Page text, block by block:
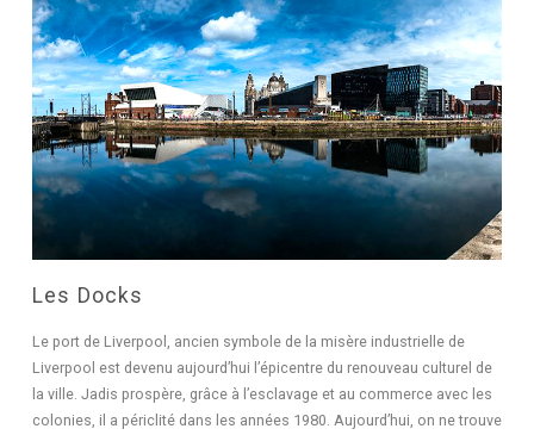
LIRE L'ARTICLE
Les Docks
Le port de Liverpool, ancien symbole de la misère industrielle de
Liverpool est devenu aujourd’hui l’épicentre du renouveau culturel de
la ville. Jadis prospère, grâce à l’esclavage et au commerce avec les
colonies, il a périclité dans les années 1980. Aujourd’hui, on ne trouve